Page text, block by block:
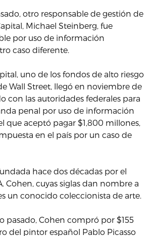
otro responsable de gestión de
Michael Steinberg, fue
por uso de información
caso diferente.
uno de los fondos de alto riesgo
Wall Street, llegó en noviembre de
con las autoridades federales para
penal por uso de información
que aceptó pagar $1,800 millones,
en el país por un caso de
hace dos décadas por el
Cohen, cuyas siglas dan nombre a
un conocido coleccionista de arte.
pasado, Cohen compró por $155
del pintor español Pablo Picasso